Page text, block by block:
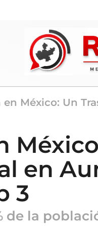
en México: Un
en
3
de la